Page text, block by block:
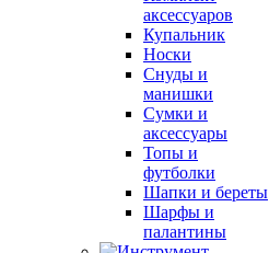
аксессуаров
Купальник
Носки
Снуды и
манишки
Сумки и
аксессуары
Топы и
футболки
Шапки и береты
Шарфы и
палантины